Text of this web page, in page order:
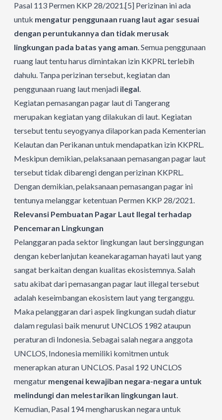
Pasal 113 Permen KKP 28/2021.[5] Perizinan ini ada
untuk mengatur penggunaan ruang laut agar sesuai
dengan peruntukannya dan tidak merusak
lingkungan pada batas yang aman. Semua penggunaan
ruang laut tentu harus dimintakan izin KKPRL terlebih
dahulu. Tanpa perizinan tersebut, kegiatan dan
penggunaan ruang laut menjadi ilegal.
Kegiatan pemasangan pagar laut di Tangerang
merupakan kegiatan yang dilakukan di laut. Kegiatan
tersebut tentu seyogyanya dilaporkan pada Kementerian
Kelautan dan Perikanan untuk mendapatkan izin KKPRL.
Meskipun demikian, pelaksanaan pemasangan pagar laut
tersebut tidak dibarengi dengan perizinan KKPRL.
Dengan demikian, pelaksanaan pemasangan pagar ini
tentunya melanggar ketentuan Permen KKP 28/2021.
Relevansi Pembuatan Pagar Laut Ilegal terhadap
Pencemaran Lingkungan
Pelanggaran pada sektor lingkungan laut bersinggungan
dengan keberlanjutan keanekaragaman hayati laut yang
sangat berkaitan dengan kualitas ekosistemnya. Salah
satu akibat dari pemasangan pagar laut illegal tersebut
adalah keseimbangan ekosistem laut yang terganggu.
Maka pelanggaran dari aspek lingkungan sudah diatur
dalam regulasi baik menurut UNCLOS 1982 ataupun
peraturan di Indonesia. Sebagai salah negara anggota
UNCLOS, Indonesia memiliki komitmen untuk
menerapkan aturan UNCLOS. Pasal 192 UNCLOS
mengatur mengenai kewajiban negara-negara untuk
melindungi dan melestarikan lingkungan laut.
Kemudian, Pasal 194 mengharuskan negara untuk